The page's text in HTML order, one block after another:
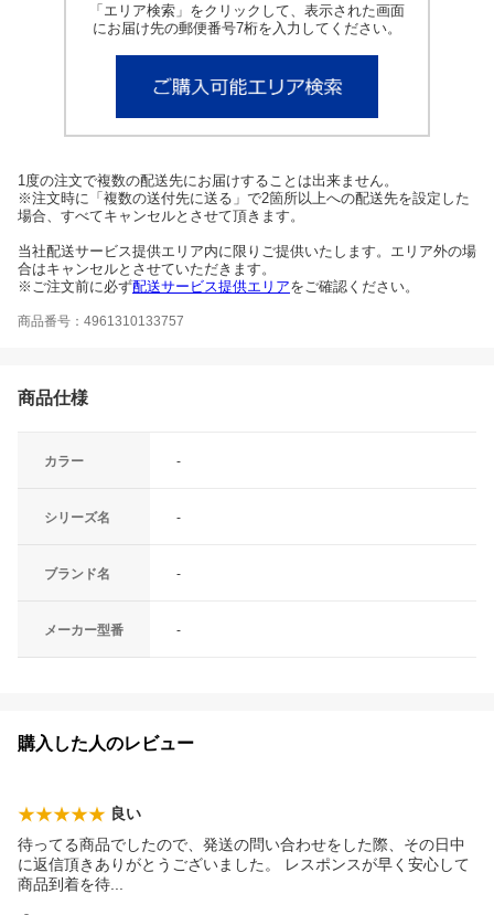
「エリア検索」をクリックして、表示された画面
にお届け先の郵便番号7桁を入力してください。
1度の注文で複数の配送先にお届けすることは出来ません。
※注文時に「複数の送付先に送る」で2箇所以上への配送先を設定した
場合、すべてキャンセルとさせて頂きます。
当社配送サービス提供エリア内に限りご提供いたします。エリア外の場
合はキャンセルとさせていただきます。
※ご注文前に必ず配送サービス提供エリアをご確認ください。
商品番号：4961310133757
商品仕様
カラー -
シリーズ名 -
ブランド名 -
メーカー型番 -
購入した人のレビュー
良い
待ってる商品でしたので、発送の問い合わせをした際、その日中
に返信頂きありがとうございました。 レスポンスが早く安心して
商品到着を待